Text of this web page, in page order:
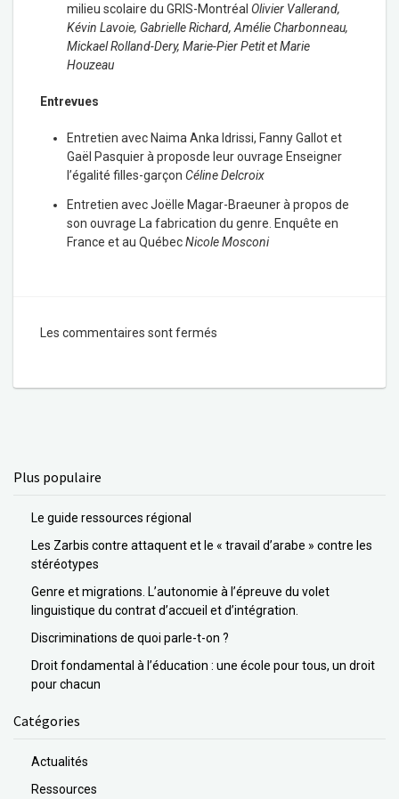
milieu scolaire du GRIS-Montréal Olivier Vallerand,
Kévin Lavoie, Gabrielle Richard, Amélie Charbonneau,
Mickael Rolland-Dery, Marie-Pier Petit et Marie
Houzeau
Entrevues
Entretien avec Naima Anka Idrissi, Fanny Gallot et
Gaël Pasquier à proposde leur ouvrage Enseigner
l’égalité filles-garçon Céline Delcroix
Entretien avec Joëlle Magar-Braeuner à propos de
son ouvrage La fabrication du genre. Enquête en
France et au QuébecNicole Mosconi
Les commentaires sont fermés
Plus populaire
Le guide ressources régional
Les Zarbis contre attaquent et le « travail d’arabe » contre les
stéréotypes
Genre et migrations. L’autonomie à l’épreuve du volet
linguistique du contrat d’accueil et d’intégration.
Discriminations de quoi parle-t-on ?
Droit fondamental à l’éducation : une école pour tous, un droit
pour chacun
Catégories
Actualités
Ressources